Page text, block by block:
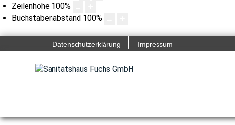
Zeilenhöhe 100%
Buchstabenabstand 100%
Datenschutzerklärung Impressum